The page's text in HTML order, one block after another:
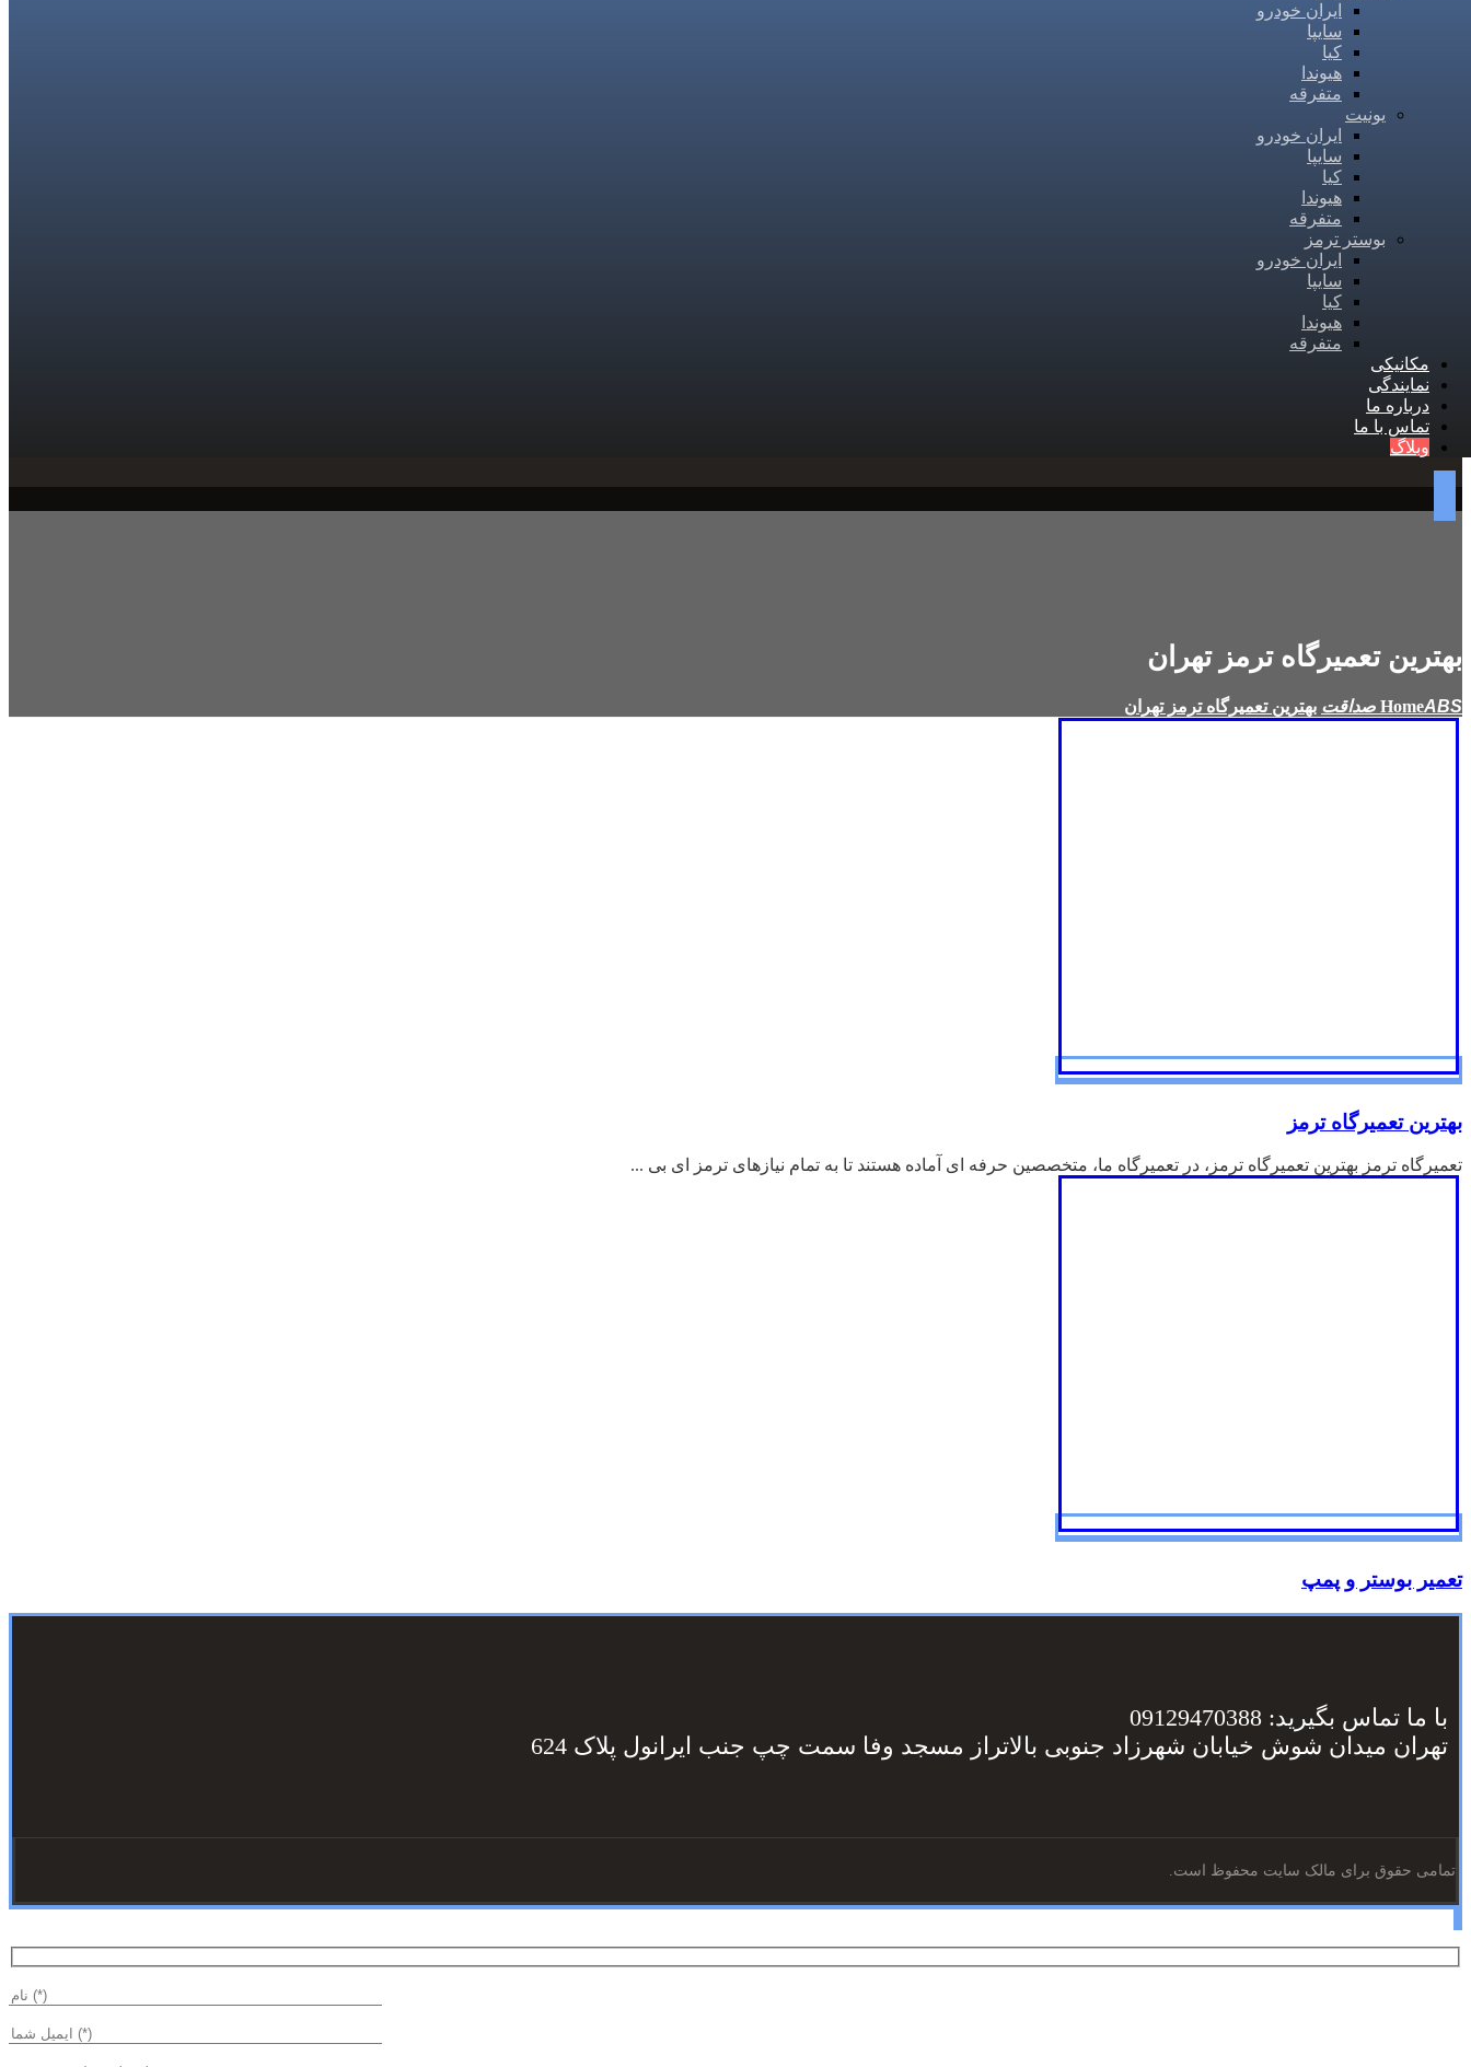
ایران خودرو
سایپا
کیا
هیوندا
متفرقه
یونیت
ایران خودرو
سایپا
کیا
هیوندا
متفرقه
بوستر ترمز
ایران خودرو
سایپا
کیا
هیوندا
متفرقه
مکانیکی
نمایندگی
درباره ما
تماس با ما
وبلاگ
بهترین تعمیرگاه ترمز تهران
Home بهترین تعمیرگاه ترمز تهران
بهترین تعمیرگاه ترمز
تعمیرگاه ترمز بهترین تعمیرگاه ترمز، در تعمیرگاه ما، متخصصین حرفه ای آماده هستند تا به تمام نیازهای ترمز ای بی ...
تعمیر بوستر و پمپ
با ما تماس بگیرید: 09129470388
تهران میدان شوش خیابان شهرزاد جنوبی بالاتراز مسجد وفا سمت چپ جنب ایرانول پلاک 624
تمامی حقوق برای مالک سایت محفوظ است.